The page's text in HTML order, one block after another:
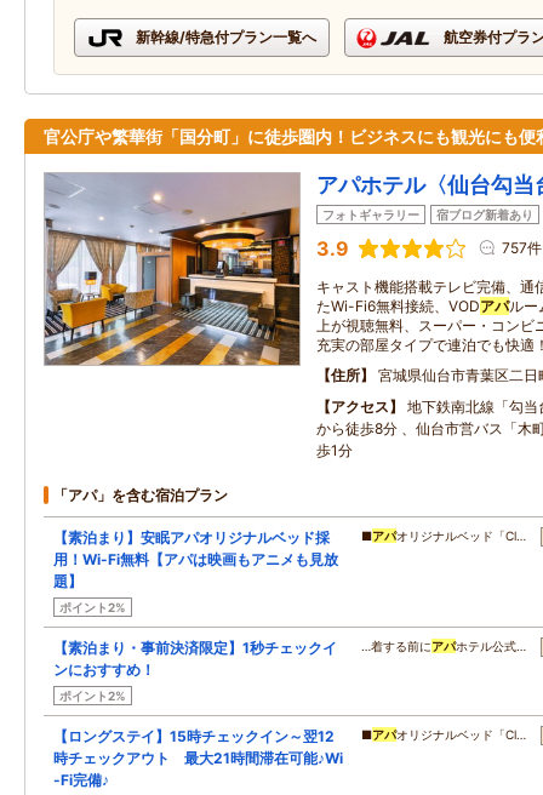
新幹線/特急付プラン一覧へ 航空券付プラ
官公庁や繁華街「国分町」に徒歩圏内！ビジネスにも観光にも便
アパホテル〈仙台勾当
フォトギャラリー 宿ブログ新着あり
3.9 757件
キャスト機能搭載テレビ完備、通
たWi-Fi6無料接続、VODアパルー
上が視聴無料、スーパー・コンビ
充実の部屋タイプで連泊でも快適
住所
宮城県仙台市青葉区二日
アクセス
地下鉄南北線「勾
から徒歩8分 、仙台市営バス「木
歩1分
「アパ」を含む宿泊プラン
【素泊まり】安眠アパオリジナルベッド採
用！Wi-Fi無料【アパは映画もアニメも見放
題】
ポイント2%
■アパオリジナルベッド「Cl…
【素泊まり・事前決済限定】1秒チェックイ
ンにおすすめ！
ポイント2%
…着する前にアパホテル公式…
【ロングステイ】15時チェックイン～翌12
時チェックアウト 最大21時間滞在可能♪Wi
-Fi完備♪
■アパオリジナルベッド「Cl…